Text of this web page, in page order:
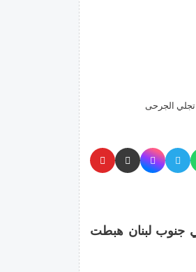
الجرحى
جنوب لبنان هبطت